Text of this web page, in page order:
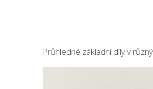
Průhledné základní díly v